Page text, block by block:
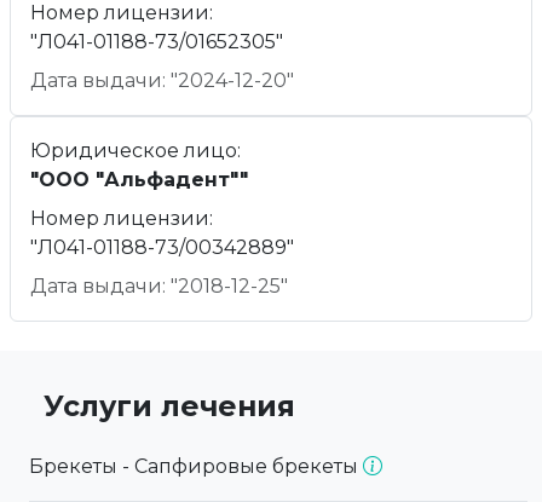
Номер лицензии:
"Л041-01188-73/01652305"
Дата выдачи: "2024-12-20"
Юридическое лицо:
"ООО "Альфадент""
Номер лицензии:
"Л041-01188-73/00342889"
Дата выдачи: "2018-12-25"
Услуги лечения
Брекеты - Сапфировые брекеты